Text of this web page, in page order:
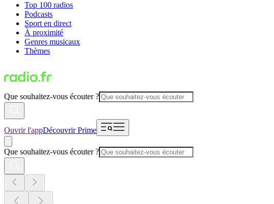
Top 100 radios
Podcasts
Sport en direct
À proximité
Genres musicaux
Thèmes
Que souhaitez-vous écouter ?
Ouvrir l'appDécouvrir Prime
Que souhaitez-vous écouter ?